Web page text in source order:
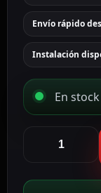
Envío rápido
Instalación
En stock
Cámara
Turret